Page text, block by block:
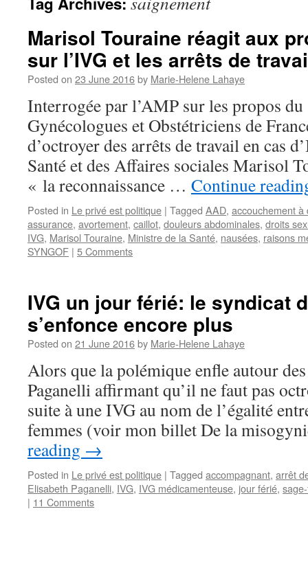
Marisol Touraine réagit aux
sur l’IVG et les arrêts de
Posted on 23 June 2016by Marie-Helene Lahaye
Interrogée par l’AMP sur les propos
Gynécologues et Obstétriciens de
d’octroyer des arrêts de travail en cas
Santé et des Affaires sociales Marisol
« la reconnaissance … Continue
Posted in Le privé est politique | Tagged AAD, accouchement à
assurance, avortement, caillot, douleurs abdominales, droits
IVG, Marisol Touraine, Ministre de la Santé, nausées, raisons
SYNGOF | 5 Comments
IVG un jour férié: le syndicat
s’enfonce encore plus
Posted on 21 June 2016by Marie-Helene Lahaye
Alors que la polémique enfle autour
Paganelli affirmant qu’il ne faut pas
suite à une IVG au nom de l’égalité
femmes (voir mon billet De la
reading →
Posted in Le privé est politique | Tagged accompagnant, arrêt
Elisabeth Paganelli, IVG, IVG médicamenteuse, jour férié,
| 11 Comments